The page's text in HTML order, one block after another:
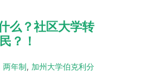
么？社区大学转
？！
两年制 , 加州大学伯克利分